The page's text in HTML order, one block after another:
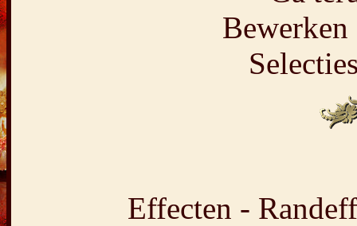
Effecten -